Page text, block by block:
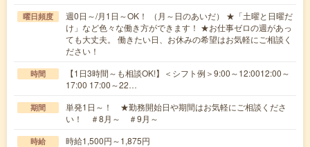
曜日頻度
週0日～/月1日～OK！ （月～日のあいだ） ★「土曜と日曜だ
け」など色々な働き方ができます！ ★お仕事ゼロの週があっ
ても大丈夫。 働きたい日、お休みの希望はお気軽にご相談く
ださい！
時間
【1日3時間～も相談OK!】＜シフト例＞9:00～12:0012:00～
17:00 17:00～22…
期間
単発1日～！ ★勤務開始日や期間はお気軽にご相談くださ
い！ ＃8月～ ＃9月～
時給 時給1,500円～1,875円